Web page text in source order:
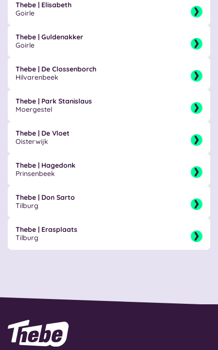
Thebe | Elisabeth
Goirle
Thebe | Guldenakker
Goirle
Thebe | De Clossenborch
Hilvarenbeek
Thebe | Park Stanislaus
Moergestel
Thebe | De Vloet
Oisterwijk
Thebe | Hagedonk
Prinsenbeek
Thebe | Don Sarto
Tilburg
Thebe | Erasplaats
Tilburg
Naar homepage